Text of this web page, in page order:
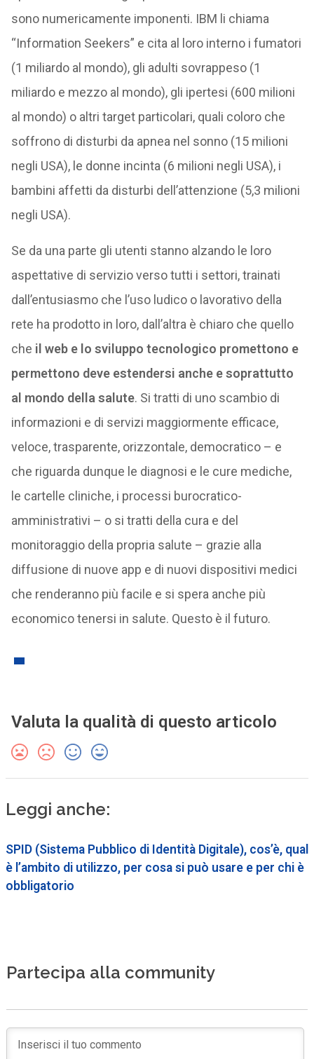
sono numericamente imponenti. IBM li chiama
“Information Seekers” e cita al loro interno i fumatori
(1 miliardo al mondo), gli adulti sovrappeso (1
miliardo e mezzo al mondo), gli ipertesi (600 milioni
al mondo) o altri target particolari, quali coloro che
soffrono di disturbi da apnea nel sonno (15 milioni
negli USA), le donne incinta (6 milioni negli USA), i
bambini affetti da disturbi dell’attenzione (5,3 milioni
negli USA).
Se da una parte gli utenti stanno alzando le loro
aspettative di servizio verso tutti i settori, trainati
dall’entusiasmo che l’uso ludico o lavorativo della
rete ha prodotto in loro, dall’altra è chiaro che quello
che il web e lo sviluppo tecnologico promettono e
permettono deve estendersi anche e soprattutto
al mondo della salute. Si tratti di uno scambio di
informazioni e di servizi maggiormente efficace,
veloce, trasparente, orizzontale, democratico – e
che riguarda dunque le diagnosi e le cure mediche,
le cartelle cliniche, i processi burocratico-
amministrativi – o si tratti della cura e del
monitoraggio della propria salute – grazie alla
diffusione di nuove app e di nuovi dispositivi medici
che renderanno più facile e si spera anche più
economico tenersi in salute. Questo è il futuro.
Valuta la qualità di questo articolo
Leggi anche:
SPID (Sistema Pubblico di Identità Digitale), cos’è, qual
è l’ambito di utilizzo, per cosa si può usare e per chi è
obbligatorio
Partecipa alla community